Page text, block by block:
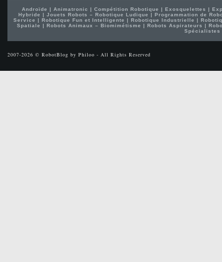
Androïde | Animatronic | Compétition Robotique | Exosquelettes |
Hybride |Jouets Robots – Robotique Ludique |Programmation de
Service | Robotique Fun et Intelligente | Robotique Industrielle |
Spatiale | Robots Animaux – Biomimétisme | Robots Aspirateurs |
Spécialistes
2007-2026 © RobotBlog by Philoo - All Rights Reserved